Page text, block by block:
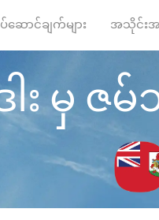
ဆောင်ချက်များ အသိုင်းအဝို
း မှ ဇ